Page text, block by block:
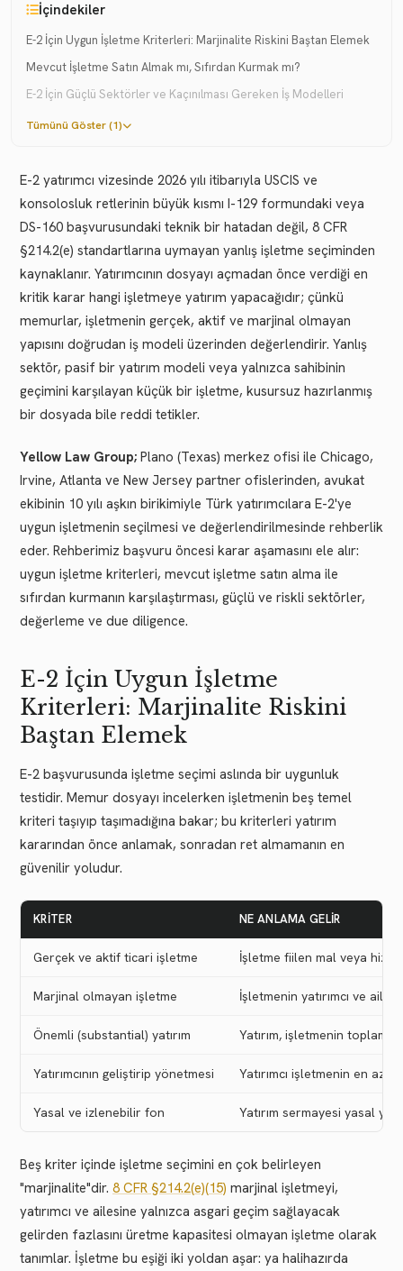
İçindekiler
E-2 İçin Uygun İşletme Kriterleri: Marjinalite Riskini Baştan Elemek
Mevcut İşletme Satın Almak mı, Sıfırdan Kurmak mı?
E-2 İçin Güçlü Sektörler ve Kaçınılması Gereken İş Modelleri
Tümünü Göster (1)
E-2 yatırımcı vizesinde 2026 yılı itibarıyla USCIS ve
konsolosluk retlerinin büyük kısmı I-129 formundaki veya
DS-160 başvurusundaki teknik bir hatadan değil, 8 CFR
§214.2(e) standartlarına uymayan yanlış işletme seçiminden
kaynaklanır. Yatırımcının dosyayı açmadan önce verdiği en
kritik karar hangi işletmeye yatırım yapacağıdır; çünkü
memurlar, işletmenin gerçek, aktif ve marjinal olmayan
yapısını doğrudan iş modeli üzerinden değerlendirir. Yanlış
sektör, pasif bir yatırım modeli veya yalnızca sahibinin
geçimini karşılayan küçük bir işletme, kusursuz hazırlanmış
bir dosyada bile reddi tetikler.
Yellow Law Group; Plano (Texas) merkez ofisi ile Chicago,
Irvine, Atlanta ve New Jersey partner ofislerinden, avukat
ekibinin 10 yılı aşkın birikimiyle Türk yatırımcılara E-2'ye
uygun işletmenin seçilmesi ve değerlendirilmesinde rehberlik
eder. Rehberimiz başvuru öncesi karar aşamasını ele alır:
uygun işletme kriterleri, mevcut işletme satın alma ile
sıfırdan kurmanın karşılaştırması, güçlü ve riskli sektörler,
değerleme ve due diligence.
E-2 İçin Uygun İşletme
Kriterleri: Marjinalite Riskini
Baştan Elemek
E-2 başvurusunda işletme seçimi aslında bir uygunluk
testidir. Memur dosyayı incelerken işletmenin beş temel
kriteri taşıyıp taşımadığına bakar; bu kriterleri yatırım
kararından önce anlamak, sonradan ret almamanın en
güvenilir yoludur.
KRITER NE ANLAMA GELIR
Gerçek ve aktif ticari işletme İşletme fiilen mal veya
Marjinal olmayan işletme İşletmenin yatırımcı ve
Önemli (substantial) yatırım Yatırım, işletmenin toplam
Yatırımcının geliştirip yönetmesi Yatırımcı işletmenin en az
Yasal ve izlenebilir fon Yatırım sermayesi yasal
Beş kriter içinde işletme seçimini en çok belirleyen
"marjinalite"dir. 8 CFR §214.2(e)(15) marjinal işletmeyi,
yatırımcı ve ailesine yalnızca asgari geçim sağlayacak
gelirden fazlasını üretme kapasitesi olmayan işletme olarak
tanımlar. İşletme bu eşiği iki yoldan aşar: ya halihazırda